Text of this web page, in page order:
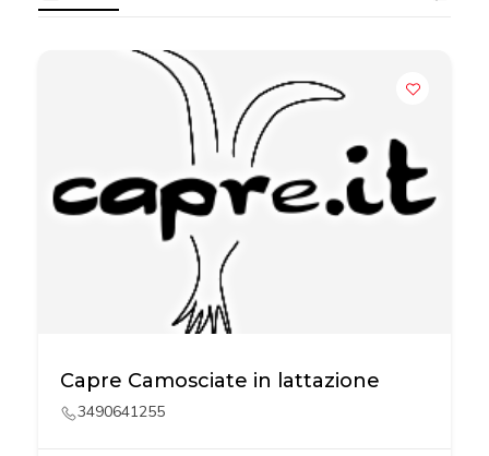
Capre Camosciate in lattazione
3490641255